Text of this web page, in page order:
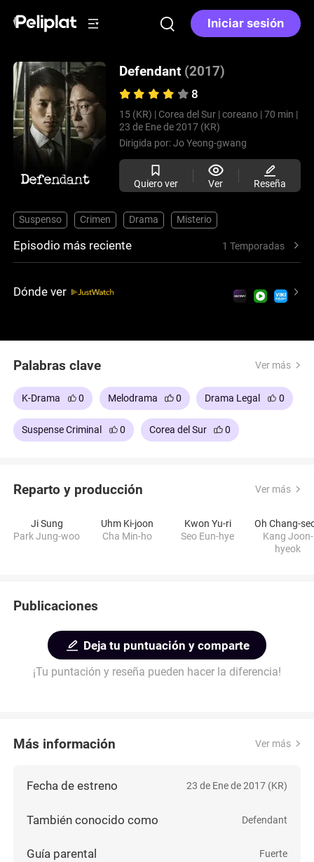
Iniciar sesión
Defendant (2017)
8
15 (KR) | Corea del Sur | coreano | 70 min |
23 de Ene de 2017 (KR)
Dirigida por:Jo Yeong-gwang
Quiero ver Ver Reseña
Suspenso Crimen Drama Misterio
Episodio más reciente 1 Temporadas
Dónde ver
Palabras clave Ver más
K-Drama 0 Melodrama 0 Drama Legal 0
Suspense Criminal 0 Corea del Sur 0
Reparto y producción Ver más
Ji Sung
Park Jung-woo
Uhm Ki-joon
Cha Min-ho
Kwon Yu-ri
Seo Eun-hye
Oh Chang-
Kang Joon-
hyeok
Publicaciones
Deja tu puntuación y comparte
¡Tu puntación y reseña pueden hacer la diferencia!
Más información Ver más
Fecha de estreno 23 de Ene de 2017 (KR)
También conocido como Defendant
Guía parental Fuerte